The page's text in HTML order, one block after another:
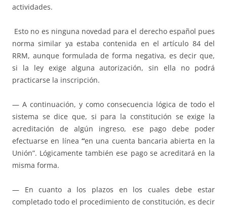
actividades.
Esto no es ninguna novedad para el derecho español pues
norma similar ya estaba contenida en el artículo 84 del
RRM, aunque formulada de forma negativa, es decir que,
si la ley exige alguna autorización, sin ella no podrá
practicarse la inscripción.
— A continuación, y como consecuencia lógica de todo el
sistema se dice que, si para la constitución se exige la
acreditación de algún ingreso, ese pago debe poder
efectuarse en línea “en una cuenta bancaria abierta en la
Unión”. Lógicamente también ese pago se acreditará en la
misma forma.
— En cuanto a los plazos en los cuales debe estar
completado todo el procedimiento de constitución, es decir